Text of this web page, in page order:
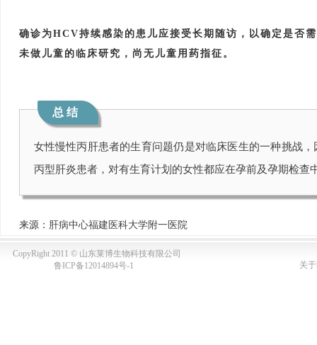
确诊为HCV持续感染的患儿应接受长期随访，以确定是否
未做儿童的临床研究，尚无儿童用药指征。
总 结
女性慢性丙肝患者的生育问题仍是对临床医生的一种挑战
丙型肝炎患者，对有生育计划的女性都应在孕前及孕期检
来源： 肝病中心福建医科大学附一医院
CopyRight 2011 © 山东莱博生物科技有限公司
鲁ICP备12014894号-1
关